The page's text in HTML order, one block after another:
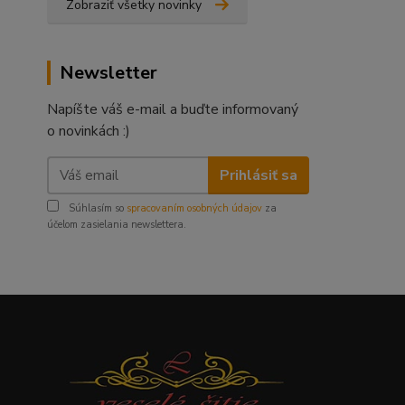
Zobraziť všetky novinky
Newsletter
Napíšte váš e-mail a buďte informovaný
o novinkách :)
Prihlásiť sa
Súhlasím so spracovaním osobných údajov za
účelom zasielania newslettera.